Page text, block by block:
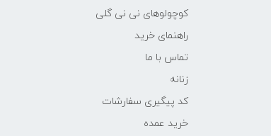
کوچولوهای نی نی گلی
راهنمای خرید
تماس با ما
زنانه
کد پیگیری سفارشات
خرید عمده